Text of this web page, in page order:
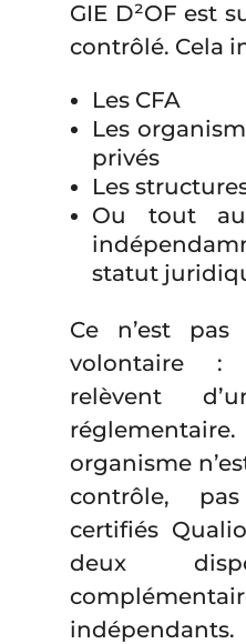
GIE D²OF est
contrôlé. Cela
Les CFA
Les
privés
Les
Ou tout
statut
Ce n’est
volontaire :
relèvent
organisme
contrôle,
certifiés
deux
indépendants.